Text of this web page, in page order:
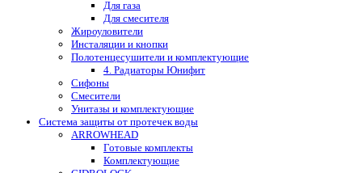
Для газа
Для смесителя
Жироуловители
Инсталяции и кнопки
Полотенцесушители и комплектующие
4. Радиаторы Юнифит
Сифоны
Смесители
Унитазы и комплектующие
Система защиты от протечек воды
ARROWHEAD
Готовые комплекты
Комплектующие